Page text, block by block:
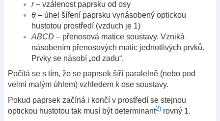
r– vzálenost paprsku od osy
θ – úhel šíření paprsku vynásobený optickou
hustotou prostředí (vzduch je 1)
ABCD – přenosová matice soustavy. Vzniká
násobením přenosových matic jednotlivých prvků.
Prvky se násobí „od zadu“.
Počítá se s tím, že se paprsek šíří paralelně (nebo pod
velmi malým úhlem) vzhledem k ose soustavy.
Pokud paprsek začíná i končí v prostředí se stejnou
optickou hustotou tak musí být determinant2) rovný 1.